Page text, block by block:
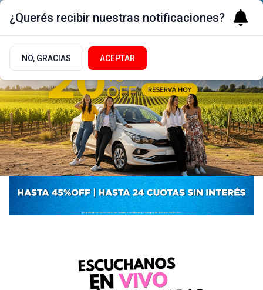
¿Querés recibir nuestras notificaciones?
NO, GRACIAS ACEPTAR